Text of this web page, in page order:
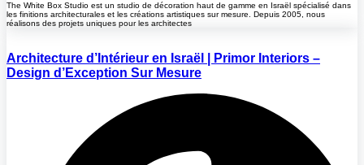
The White Box Studio est un studio de décoration haut de gamme en Israël spécialisé dans
les finitions architecturales et les créations artistiques sur mesure. Depuis 2005, nous
réalisons des projets uniques pour les architectes
Architecture d’Intérieur en Israël | Primor Interiors –
Design d’Exception Sur Mesure